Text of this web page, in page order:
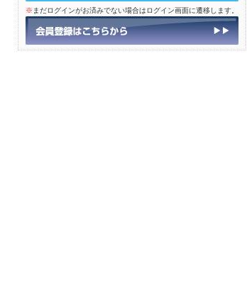
※ まだログインがお済みでない場合はログイン画面に遷移します。